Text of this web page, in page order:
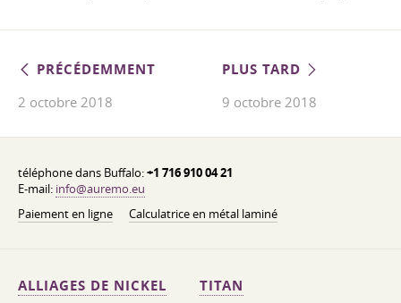
PRÉCÉDEMMENT
2 octobre 2018
PLUS TARD
9 octobre 2018
téléphone dans Buffalo:+1 716 910 04 21
E-mail: info@auremo.eu
Paiement en ligne
Calculatrice en métal laminé
ALLIAGES DE NICKEL TITAN